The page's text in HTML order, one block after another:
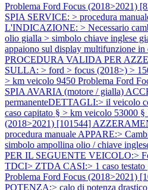
Problema Ford Focus (2018>2021)
SPIA SERVICE: > procedura
L'INDICAZIONE: > Necessario
olio gialla > simbolo chiave inglese
appaiono sul display multifunzione in
PROCEDURA VALIDA PER
SULLA: > ford > focus (2018>) >
> km veicolo 9450 Problema Ford
SPIA AVARIA (motore / gialla)
permanenteDETTAGLI:> il veicolo
caso capitato § > km veicolo 53000 §
(2018>2021) [101544]
procedura manuale APPARE:>
simbolo ampollina olio / chiave
PER IL SEGUENTE VEICOLO:>
TDCI> ZTDA CASI:> 1 caso testato
Problema Ford Focus (2018>2021)
POTENZA:> calo di potenza